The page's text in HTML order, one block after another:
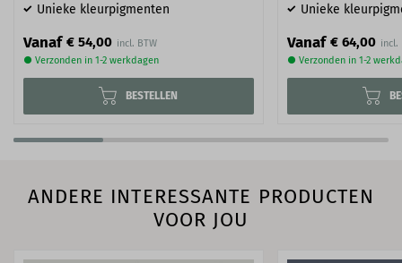
Unieke kleurpigmenten
Vanaf € 54,00
● Verzonden in 1-2 werkdagen
BESTELLEN
Unieke
Vanaf € 64,00
● Verzonden in 1-2
ANDERE INTERESSANTE PRODUCTEN
VOOR JOU